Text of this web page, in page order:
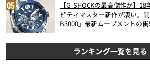
【G-SHOCKの最高傑作か】
ビティマスター新作が凄い。
B3000」最新ムーブメントの
ランキング一覧を見る